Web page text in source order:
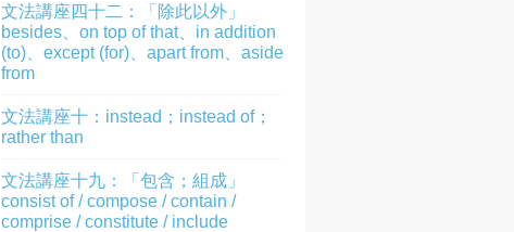
文法講座四十二：「除此以外」
besides、on top of that、in addition
(to)、except (for)、apart from、aside
from
文法講座十：instead；instead of；
rather than
文法講座十九：「包含；組成」
consist of / compose / contain /
comprise / constitute / include